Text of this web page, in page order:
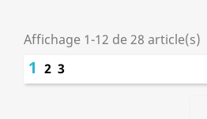
Affichage 1-12 de 28 article(s)
1 2 3